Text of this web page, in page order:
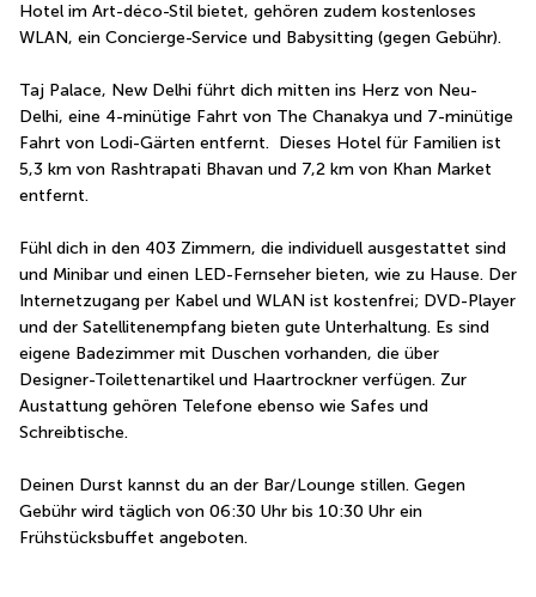
Hotel im Art-déco-Stil bietet, gehören zudem kostenloses
WLAN, ein Concierge-Service und Babysitting (gegen Gebühr).
Taj Palace, New Delhi führt dich mitten ins Herz von Neu-
Delhi, eine 4-minütige Fahrt von The Chanakya und 7-minütige
Fahrt von Lodi-Gärten entfernt.  Dieses Hotel für Familien ist
5,3 km von Rashtrapati Bhavan und 7,2 km von Khan Market
entfernt.
Fühl dich in den 403 Zimmern, die individuell ausgestattet sind
und Minibar und einen LED-Fernseher bieten, wie zu Hause. Der
Internetzugang per Kabel und WLAN ist kostenfrei; DVD-Player
und der Satellitenempfang bieten gute Unterhaltung. Es sind
eigene Badezimmer mit Duschen vorhanden, die über
Designer-Toilettenartikel und Haartrockner verfügen. Zur
Austattung gehören Telefone ebenso wie Safes und
Schreibtische.
Deinen Durst kannst du an der Bar/Lounge stillen. Gegen
Gebühr wird täglich von 06:30 Uhr bis 10:30 Uhr ein
Frühstücksbuffet angeboten.